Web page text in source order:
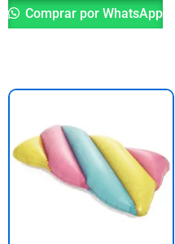
Comprar por WhatsApp